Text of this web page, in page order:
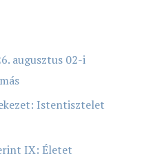
augusztus 02-i
Istentisztelet
IX: Életet